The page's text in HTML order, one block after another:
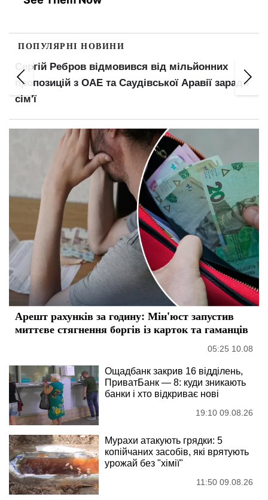
ПОПУЛЯРНІ НОВИНИ
Пенсіонерів поділять на три категорії: що
зміниться у виплатах
Арешт рахунків за годину: Мін'юст запустив
миттєве стягнення боргів із карток та гаманців
05:25 10.08
Ощадбанк закрив 16 відділень,
ПриватБанк — 8: куди зникають
банки і хто відкриває нові
19:10 09.08.26
Мурахи атакують грядки: 5
копійчаних засобів, які врятують
урожай без "хімії"
11:50 09.08.26